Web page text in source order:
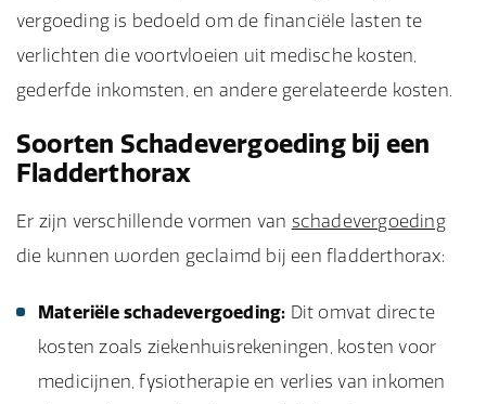
vergoeding is bedoeld om de financiële lasten te
verlichten die voortvloeien uit medische kosten,
gederfde inkomsten, en andere gerelateerde kosten.
Soorten Schadevergoeding bij een
Fladderthorax
Er zijn verschillende vormen van schadevergoeding
die kunnen worden geclaimd bij een fladderthorax:
Materiële schadevergoeding: Dit omvat directe
kosten zoals ziekenhuisrekeningen, kosten voor
medicijnen, fysiotherapie en verlies van inkomen